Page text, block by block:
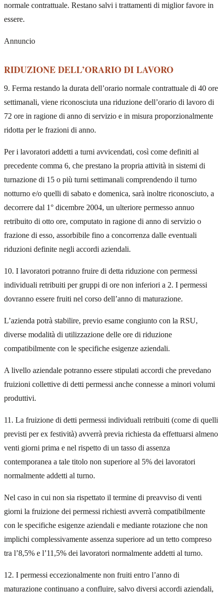
normale contrattuale. Restano salvi i trattamenti di miglior favore in
essere.
Annuncio
RIDUZIONE DELL’ORARIO DI LAVORO
9. Ferma restando la durata dell’orario normale contrattuale di 40 ore
settimanali, viene riconosciuta una riduzione dell’orario di lavoro di
72 ore in ragione di anno di servizio e in misura proporzionalmente
ridotta per le frazioni di anno.
Per i lavoratori addetti a turni avvicendati, così come definiti al
precedente comma 6, che prestano la propria attività in sistemi di
turnazione di 15 o più turni settimanali comprendendo il turno
notturno e/o quelli di sabato e domenica, sarà inoltre riconosciuto, a
decorrere dal 1° dicembre 2004, un ulteriore permesso annuo
retribuito di otto ore, computato in ragione di anno di servizio o
frazione di esso, assorbibile fino a concorrenza dalle eventuali
riduzioni definite negli accordi aziendali.
10. I lavoratori potranno fruire di detta riduzione con permessi
individuali retribuiti per gruppi di ore non inferiori a 2. I permessi
dovranno essere fruiti nel corso dell’anno di maturazione.
L’azienda potrà stabilire, previo esame congiunto con la RSU,
diverse modalità di utilizzazione delle ore di riduzione
compatibilmente con le specifiche esigenze aziendali.
A livello aziendale potranno essere stipulati accordi che prevedano
fruizioni collettive di detti permessi anche connesse a minori volumi
produttivi.
11. La fruizione di detti permessi individuali retribuiti (come di quelli
previsti per ex festività) avverrà previa richiesta da effettuarsi almeno
venti giorni prima e nel rispetto di un tasso di assenza
contemporanea a tale titolo non superiore al 5% dei lavoratori
normalmente addetti al turno.
Nel caso in cui non sia rispettato il termine di preavviso di venti
giorni la fruizione dei permessi richiesti avverrà compatibilmente
con le specifiche esigenze aziendali e mediante rotazione che non
implichi complessivamente assenza superiore ad un tetto compreso
tra l’8,5% e l’11,5% dei lavoratori normalmente addetti al turno.
12. I permessi eccezionalmente non fruiti entro l’anno di
maturazione continuano a confluire, salvo diversi accordi aziendali,